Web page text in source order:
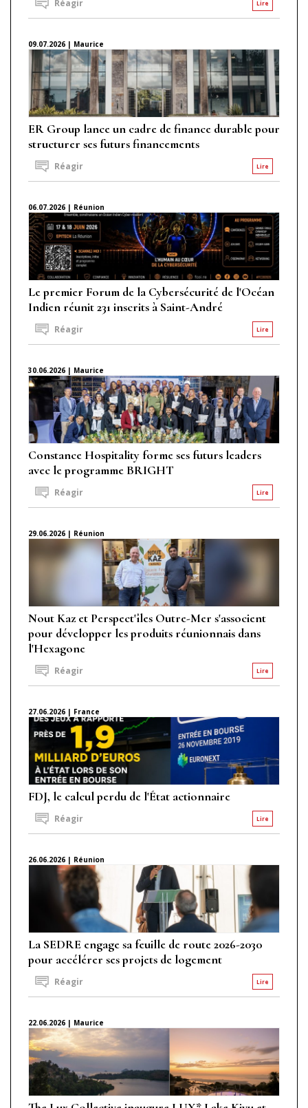
Lire
Réagir
09.07.2026 | Maurice
ER Group lance un cadre de finance durable pour
structurer ses futurs financements
Lire
Réagir
06.07.2026 | Réunion
Le premier Forum de la Cybersécurité de l'Océan
Indien réunit 231 inscrits à Saint-André
Lire
Réagir
30.06.2026 | Maurice
Constance Hospitality forme ses futurs leaders
avec le programme BRIGHT
Lire
Réagir
29.06.2026 | Réunion
Nout Kaz et Perspect'îles Outre-Mer s'associent
pour développer les produits réunionnais dans
l'Hexagone
Lire
Réagir
27.06.2026 | France
FDJ, le calcul perdu de l'État actionnaire
Lire
Réagir
26.06.2026 | Réunion
La SEDRE engage sa feuille de route 2026-2030
pour accélérer ses projets de logement
Lire
Réagir
22.06.2026 | Maurice